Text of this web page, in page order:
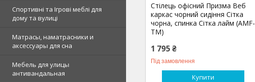
Спортивні та Ігрові меблі для
дому та вулиці
Матрасы, наматрасники и
аксессуары для сна
Мебель для улицы
антивандальная
Стілець офісний Призма Веб
каркас чорний сидіння Сітка
чорна, спинка Сітка лайм (AMF-
ТМ)
1 795 ₴
Під замовлення
Купити